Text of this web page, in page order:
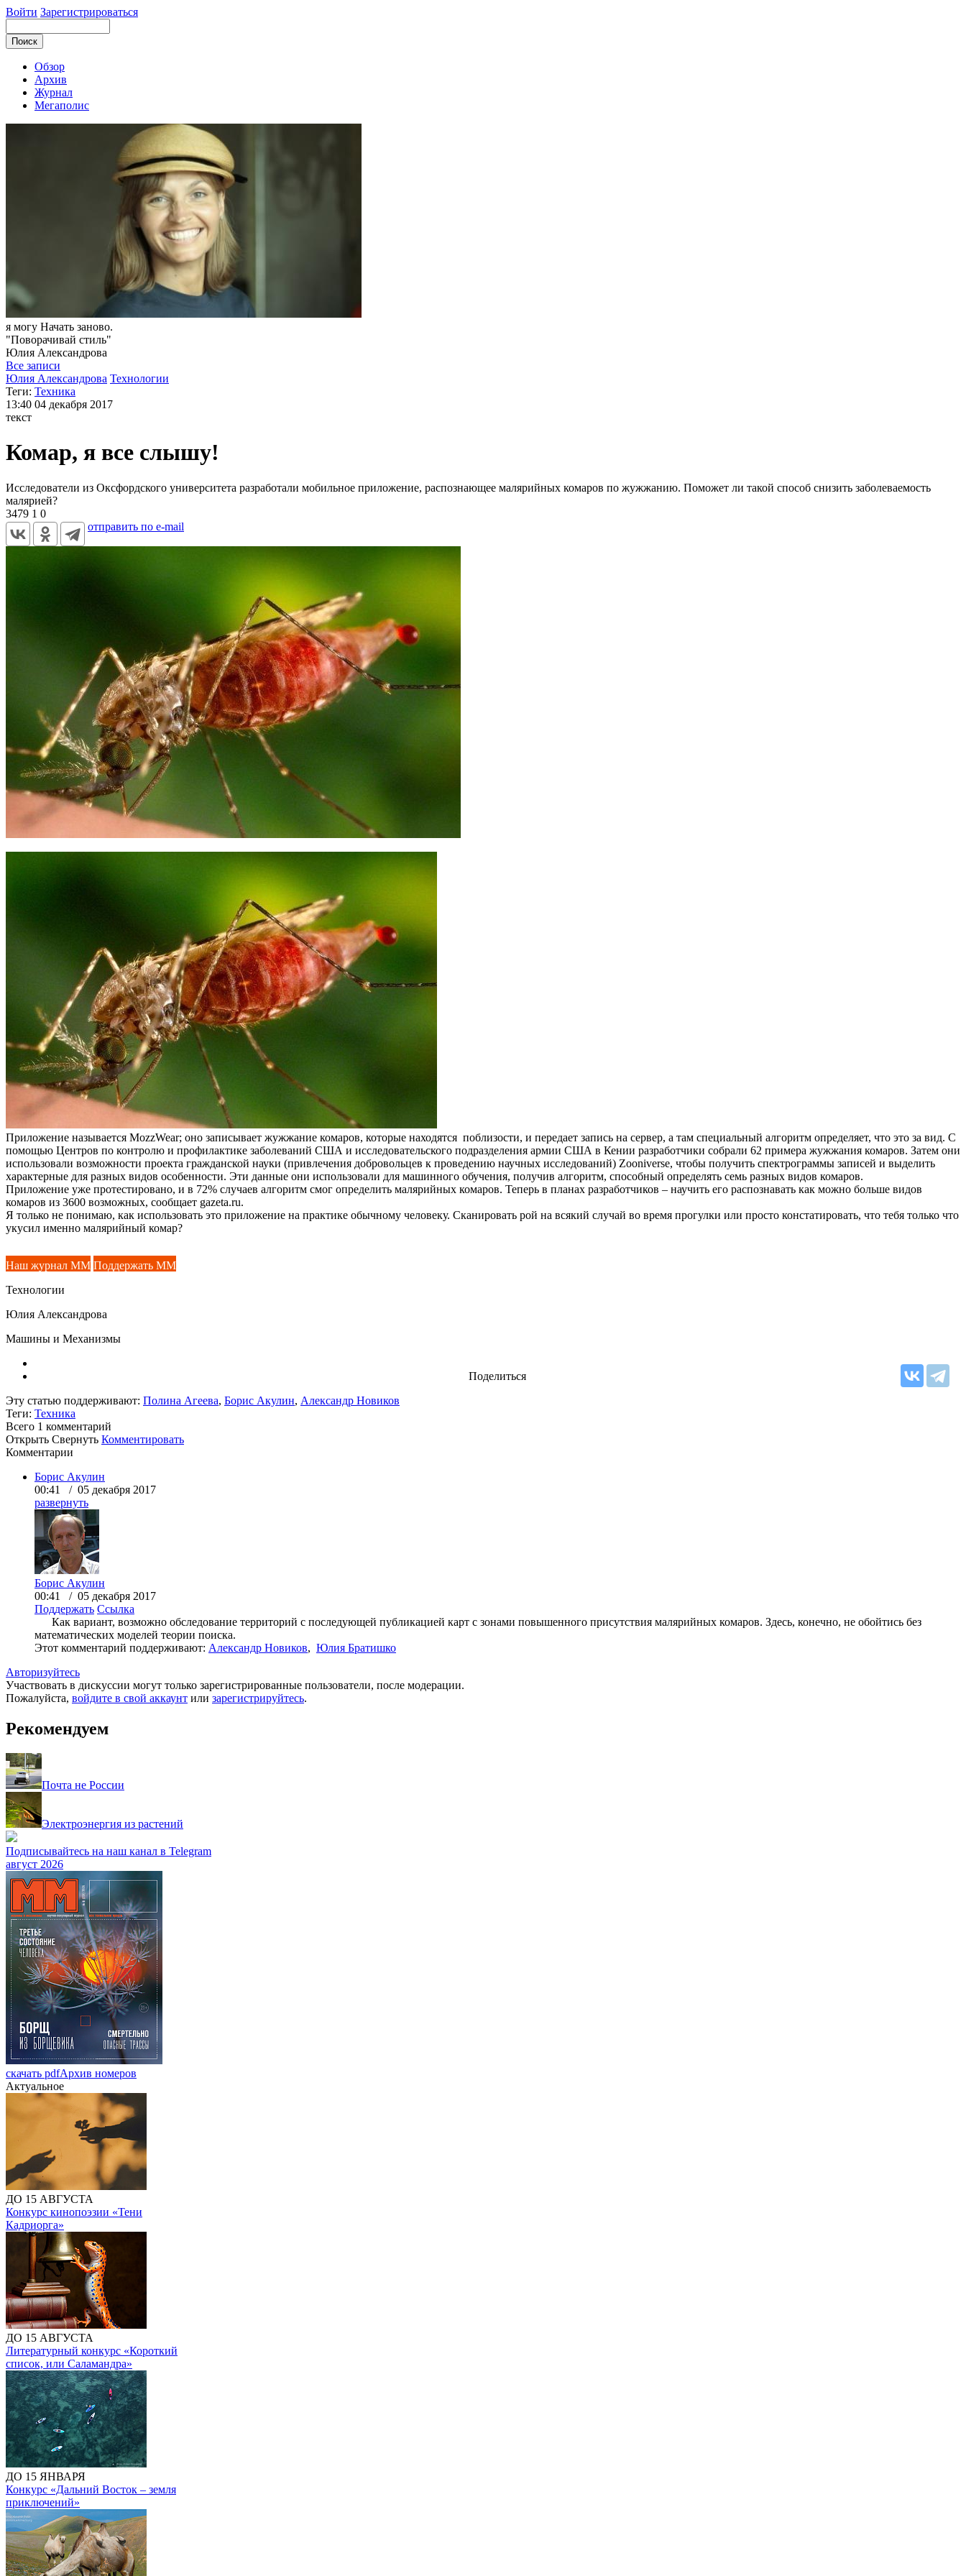
Войти Зарегистрироваться
Обзор
Архив
Журнал
Мегаполис
я могу Начать заново.
"Поворачивай стиль"
Юлия Александрова
Все записи
Юлия Александрова Технологии
Теги: Техника
13:40 04 декабря 2017
текст
Комар, я все слышу!
Исследователи из Оксфордского университета разработали мобильное приложение, распознающее малярийных комаров по жужжанию. Поможет ли такой способ снизить заболеваемость
малярией?
3479 1 0
отправить по e-mail
Приложение называется MozzWear; оно записывает жужжание комаров, которые находятся поблизости, и передает запись на сервер, а там специальный алгоритм определяет, что это за вид. С
помощью Центров по контролю и профилактике заболеваний США и исследовательского подразделения армии США в Кении разработчики собрали 62 примера жужжания комаров. Затем они
использовали возможности проекта гражданской науки (привлечения добровольцев к проведению научных исследований) Zooniverse, чтобы получить спектрограммы записей и выделить
характерные для разных видов особенности. Эти данные они использовали для машинного обучения, получив алгоритм, способный определять семь разных видов комаров.
Приложение уже протестировано, и в 72% случаев алгоритм смог определить малярийных комаров. Теперь в планах разработчиков – научить его распознавать как можно больше видов
комаров из 3600 возможных, сообщает gazeta.ru.
Я только не понимаю, как использовать это приложение на практике обычному человеку. Сканировать рой на всякий случай во время прогулки или просто констатировать, что тебя только что
укусил именно малярийный комар?
Наш журнал ММ Поддержать ММ
Технологии
Юлия Александрова
Машины и Механизмы
Поделиться
Эту статью поддерживают: Полина Агеева, Борис Акулин, Александр Новиков
Теги: Техника
Всего 1 комментарий
Открыть Свернуть Комментировать
Комментарии
Борис Акулин
00:41 / 05 декабря 2017
развернуть
Борис Акулин
00:41 / 05 декабря 2017
Поддержать Ссылка
Как вариант, возможно обследование территорий с последующей публикацией карт с зонами повышенного присутствия малярийных комаров. Здесь, конечно, не обойтись без
математических моделей теории поиска.
Этот комментарий поддерживают: Александр Новиков, Юлия Братишко
Авторизуйтесь
Участвовать в дискуссии могут только зарегистрированные пользователи, после модерации.
Пожалуйста, войдите в свой аккаунт или зарегистрируйтесь.
Рекомендуем
Почта не России
Электроэнергия из растений
Подписывайтесь на наш канал в Telegram
август 2026
скачать pdfАрхив номеров
Актуальное
ДО 15 АВГУСТА
Конкурс кинопоэзии «Тени
Кадриорга»
ДО 15 АВГУСТА
Литературный конкурс «Короткий
список, или Саламандра»
ДО 15 ЯНВАРЯ
Конкурс «Дальний Восток – земля
приключений»